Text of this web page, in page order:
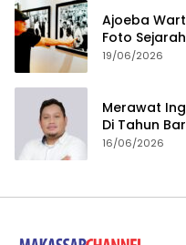
Ajoeba
Foto Sejarah
19/06/2026
Merawat
Di Tahun
16/06/2026